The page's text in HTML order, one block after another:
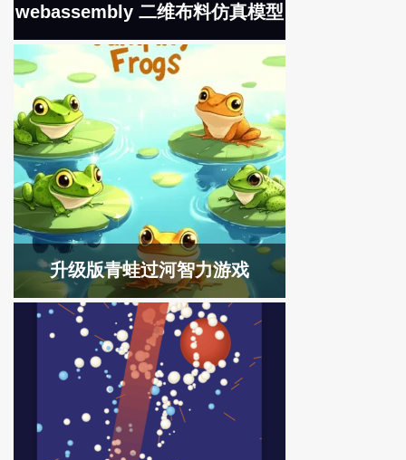
webassembly 二维布料仿真模型
升级版青蛙过河智力游戏